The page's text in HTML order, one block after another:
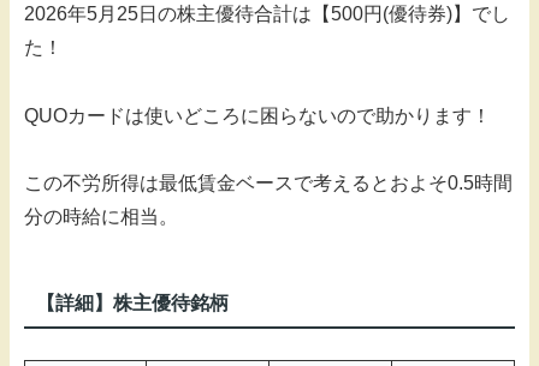
2026年5月25日の株主優待合計は【500円(優待券)】でし
た！
QUOカードは使いどころに困らないので助かります！
この不労所得は最低賃金ベースで考えるとおよそ0.5時間
分の時給に相当。
【詳細】株主優待銘柄